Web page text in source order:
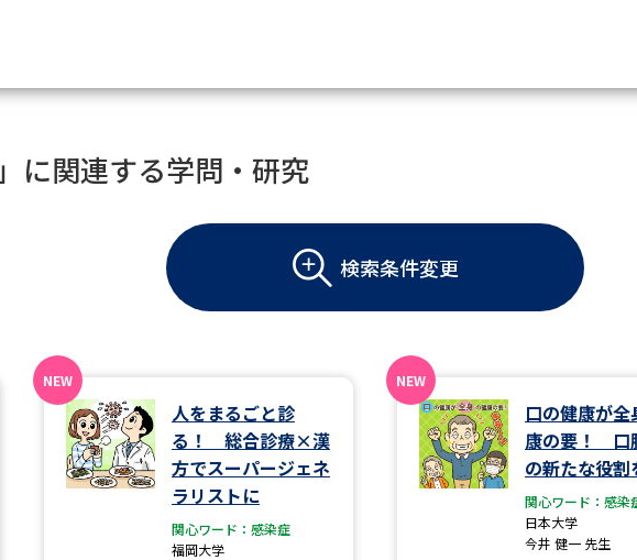
大学・短大の資料種類から請求
大学パンフ
学部・学科パンフ
総合型選抜・学校推薦型選抜 募集要項＆願
大学・短大以外の資料から請求
専門学校の資料請求 大学院の資料請求
大学入学共通テスト「受験案内」の請求
大学入学共通テスト「受験上の配慮案内」
」に関連する学問・研究
検索条件変更
人をまるごと診
る！ 総合診療×漢
方でスーパージェネ
ラリストに
関心ワード：感染症
福岡大学
口の健康が全
康の要！ 口
の新たな役割
関心ワード：感染
日本大学
今井 健一 先生